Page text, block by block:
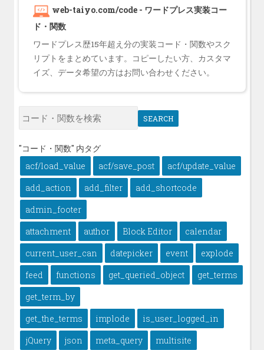
web-taiyo.com/code - ワードプレス実装コー
ド・関数
ワードプレス歴15年超え分の実装コード・関数やスク
リプトをまとめています。コピーしたい方、カスタマ
イズ、データ希望の方はお問い合わせください。
SEARCH
"コード・関数" 内タグ
acf/load_value
acf/save_post
acf/update_value
add_action
add_filter
add_shortcode
admin_footer
attachment
author Block Editor
calendar
current_user_can
datepicker event
explode
feed
functions get_queried_object
get_terms
get_term_by
get_the_terms
implode
is_user_logged_in
jQuery
json meta_query
multisite